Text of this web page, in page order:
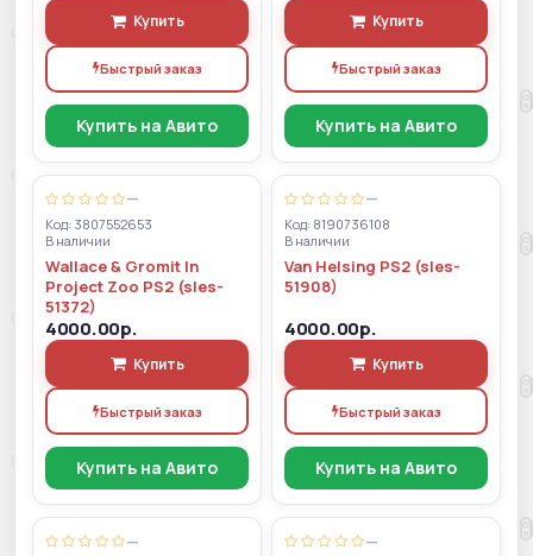
Купить
Быстрый заказ
Купить на Авито
Купить
Быстрый заказ
Купить на Авито
—
Код: 3807552653
В наличии
Wallace & Gromit In
Project Zoo PS2 (sles-
51372)
4000.00р.
Купить
Быстрый заказ
Купить на Авито
—
Код: 8190736108
В наличии
Van Helsing PS2 (sles-
51908)
4000.00р.
Купить
Быстрый заказ
Купить на Авито
— —